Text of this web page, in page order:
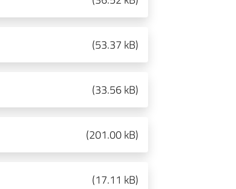
(53.37 kB)
(33.56 kB)
(201.00 kB)
(17.11 kB)